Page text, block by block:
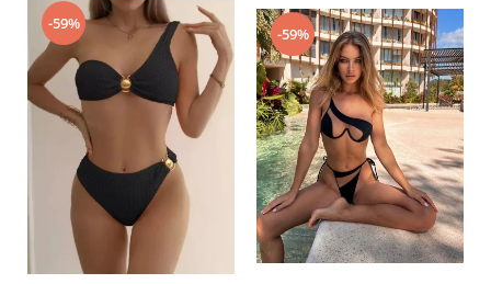
-59%
-59%